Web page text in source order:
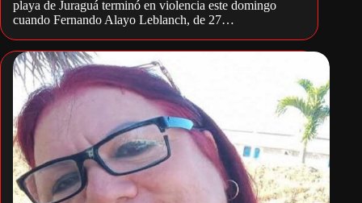
playa de Juraguá terminó en violencia este domingo
cuando Fernando Alayo Leblanch, de 27…